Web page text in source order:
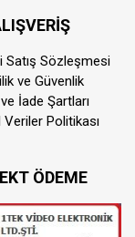
Satış Sözleşmesi
ve Güvenlik
İade Şartları
Politikası
ÖDEME